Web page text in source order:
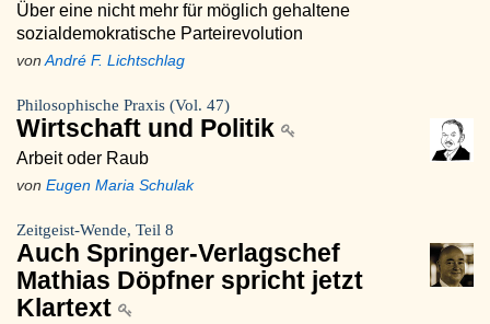
Über eine nicht mehr für möglich gehaltene
sozialdemokratische Parteirevolution
von André F. Lichtschlag
Philosophische Praxis (Vol. 47)
Wirtschaft und Politik
Arbeit oder Raub
von Eugen Maria Schulak
Zeitgeist-Wende, Teil 8
Auch Springer-Verlagschef
Mathias Döpfner spricht jetzt
Klartext